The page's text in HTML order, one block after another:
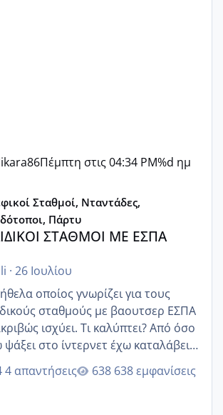
Πέμπτη στις 04:34 PM%d ημ
ΜΕ ΕΣΠΑ
Σταθμοί, Νταντάδες,
Πάρτυ
ΣΤΑΘΜΟΙ ΜΕ ΕΣΠΑ
· 26 Ιουλίου
οποίος γνωρίζει για τους
σταθμούς με βαουτσερ ΕΣΠΑ
ισχύει. Τι καλύπτει? Από όσο
ψάξει στο ίντερνετ έχω καταλάβει
το βαουτσερ καλύπτει όλα τα
και τα τροφεια του ιδιωτικού
4 απαντήσεις 638 εμφανίσεις